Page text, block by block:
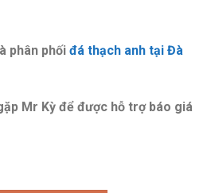
phân phối đá thạch anh tại Đà
Mr Kỳ để được hỗ trợ báo giá